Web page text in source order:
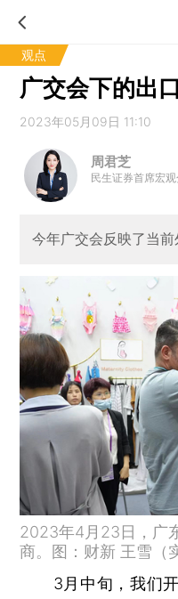
观点
广交会下的出
2023年05月09日 11:10
周君芝
民生证券首席宏
今年广交会反映了当
2023年4月23日，广
商。图：财新 王雪（
3月中旬，我们开